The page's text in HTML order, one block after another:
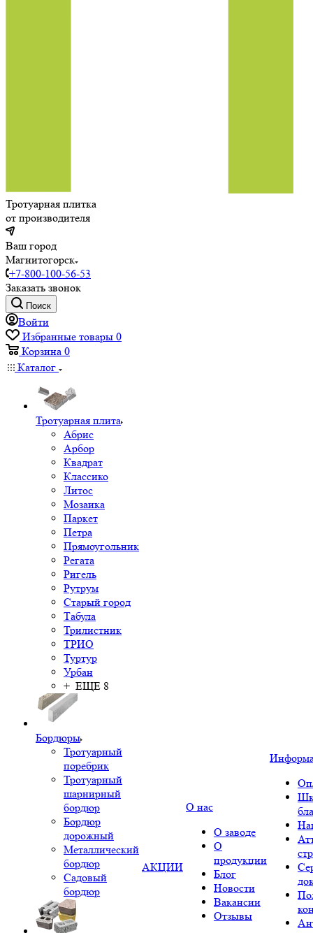
Тротуарная плитка
от производителя
Ваш город
Магнитогорск
+7-800-100-56-53
Заказать звонок
Поиск
Войти
Избранные товары 0
Корзина 0
Каталог
Тротуарная плита
Абрис
Арбор
Квадрат
Классико
Литос
Мозаика
Паркет
Петра
Прямоугольник
Регата
Ригель
Рутрум
Старый город
Табула
Трилистник
ТРИО
Туртур
Урбан
+ ЕЩЕ 8
Бордюры
Тротуарный
поребрик
Тротуарный
шарнирный
бордюр
Бордюр
дорожный
Металлический
бордюр
Садовый
бордюр
АКЦИИ
О нас
О заводе
О
продукции
Блог
Новости
Вакансии
Отзывы